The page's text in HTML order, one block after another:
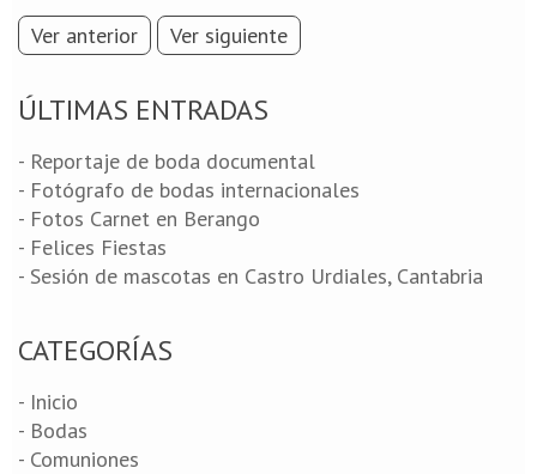
Ver anterior Ver siguiente
ÚLTIMAS ENTRADAS
- Reportaje de boda documental
- Fotógrafo de bodas internacionales
- Fotos Carnet en Berango
- Felices Fiestas
- Sesión de mascotas en Castro Urdiales, Cantabria
CATEGORÍAS
- Inicio
- Bodas
- Comuniones